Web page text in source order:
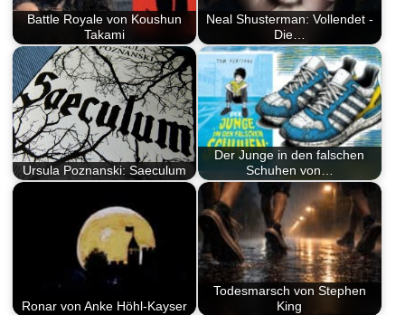
Battle Royale von Koushun
Takami
Neal Shusterman: Vollendet -
Die…
Ursula Poznanski: Saeculum
Der Junge in den falschen
Schuhen von…
Ronar von Anke Höhl-Kayser
Todesmarsch von Stephen
King